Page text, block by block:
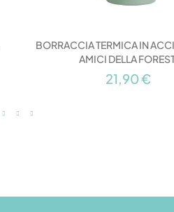
BORRACCIA TERMICA IN
AMICI DELLA
21,90 €